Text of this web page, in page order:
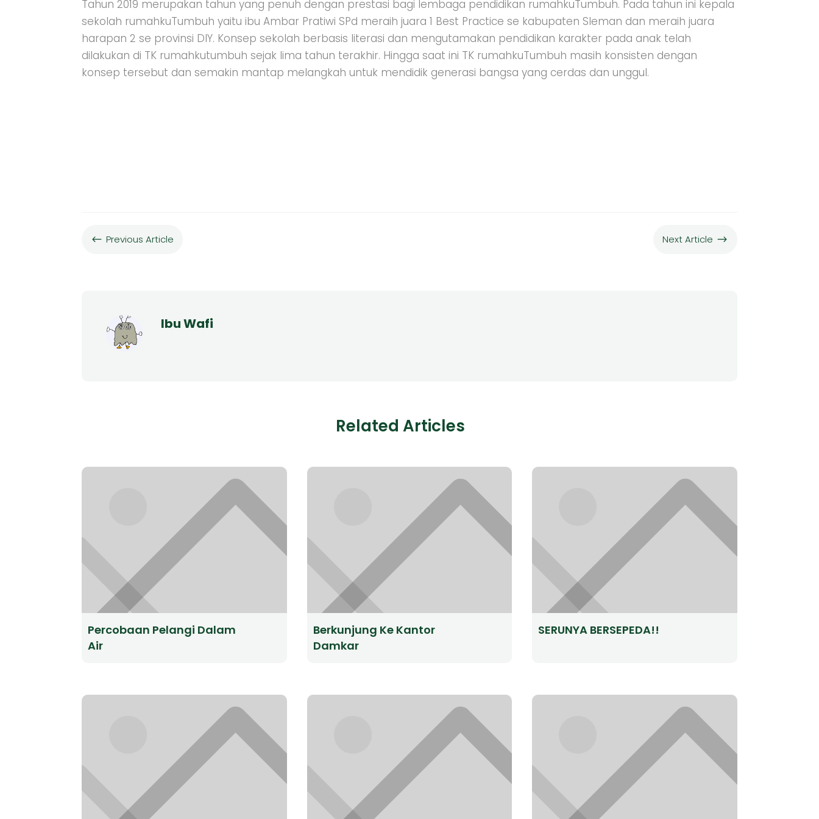
Tahun 2019 merupakan tahun yang penuh dengan prestasi bagi lembaga pendidikan rumahkuTumbuh. Pada tahun ini kepala
sekolah rumahkuTumbuh yaitu ibu Ambar Pratiwi SPd meraih juara 1 Best Practice se kabupaten Sleman dan meraih juara
harapan 2 se provinsi DIY. Konsep sekolah berbasis literasi dan mengutamakan pendidikan karakter pada anak telah
dilakukan di TK rumahkutumbuh sejak lima tahun terakhir. Hingga saat ini TK rumahkuTumbuh masih konsisten dengan
konsep tersebut dan semakin mantap melangkah untuk mendidik generasi bangsa yang cerdas dan unggul.
# Previous Article Next Article $
Ibu Wafi
Related Articles
Percobaan Pelangi Dalam
Air
Berkunjung Ke Kantor
Damkar
SERUNYA BERSEPEDA!!